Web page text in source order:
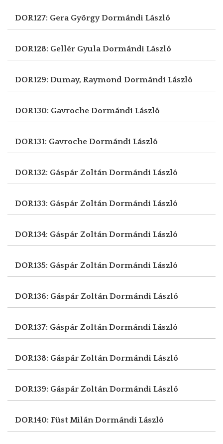
DOR127: Gera GyörgyDormándi László
DOR128: Gellér GyulaDormándi László
DOR129: Dumay, Raymond Dormándi László
DOR130: Gavroche Dormándi László
DOR131: Gavroche Dormándi László
DOR132: Gáspár ZoltánDormándi László
DOR133: Gáspár ZoltánDormándi László
DOR134: Gáspár ZoltánDormándi László
DOR135: Gáspár ZoltánDormándi László
DOR136: Gáspár ZoltánDormándi László
DOR137: Gáspár ZoltánDormándi László
DOR138: Gáspár ZoltánDormándi László
DOR139: Gáspár ZoltánDormándi László
DOR140: Füst MilánDormándi László